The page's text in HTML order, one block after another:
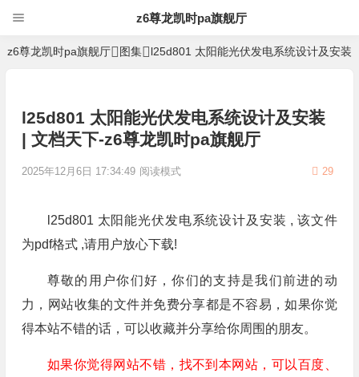
z6尊龙凯时pa旗舰厅
z6尊龙凯时pa旗舰厅 图集 l25d801 太阳能光伏发电系统设计及安装
l25d801 太阳能光伏发电系统设计及安装
| 文档天下-z6尊龙凯时pa旗舰厅
2025年12月6日 17:34:49 29
阅读模式
l25d801 太阳能光伏发电系统设计及安装 , 该文件
为pdf格式 ,请用户放心下载!
尊敬的用户你们好，你们的支持是我们前进的动
力，网站收集的文件并免费分享都是不容易，如果你觉
得本站不错的话，可以收藏并分享给你周围的朋友。
如果你觉得网站不错，找不到本网站，可以百度、